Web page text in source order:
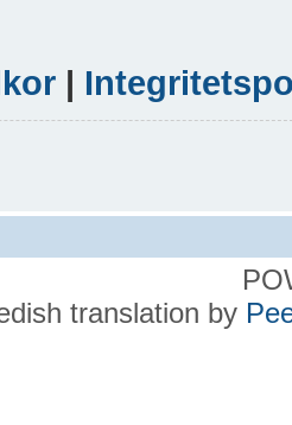
|
translation by